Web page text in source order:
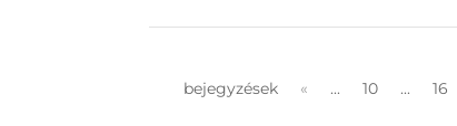
bejegyzések
« ... 10 ... 16